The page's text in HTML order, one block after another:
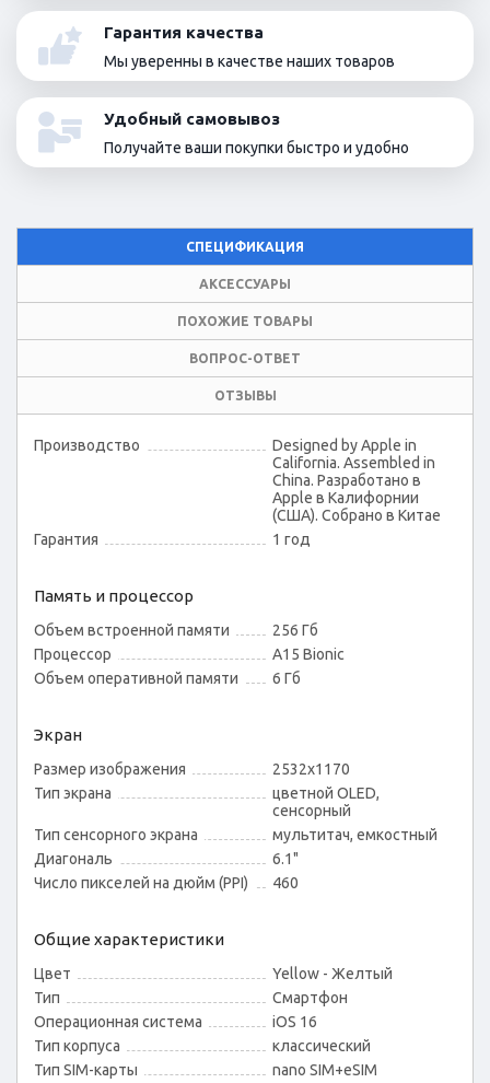
Гарантия качества
Мы уверенны в качестве наших товаров
Удобный самовывоз
Получайте ваши покупки быстро и удобно
СПЕЦИФИКАЦИЯ
АКСЕССУАРЫ
ПОХОЖИЕ ТОВАРЫ
ВОПРОС-ОТВЕТ
ОТЗЫВЫ
Производство
Designed by Apple in
California. Assembled in
China. Разработано в
Apple в Калифорнии
(США). Собрано в Китае
Гарантия
1 год
Память и процессор
Объем встроенной памяти
256 Гб
Процессор
A15 Bionic
Объем оперативной памяти
6 Гб
Экран
Размер изображения
2532x1170
Тип экрана
цветной OLED,
сенсорный
Тип сенсорного экрана
мультитач, емкостный
Диагональ
6.1"
Число пикселей на дюйм (PPI)
460
Общие характеристики
Цвет
Yellow - Желтый
Тип
Смартфон
Операционная система
iOS 16
Тип корпуса
классический
Тип SIM-карты
nano SIM+eSIM